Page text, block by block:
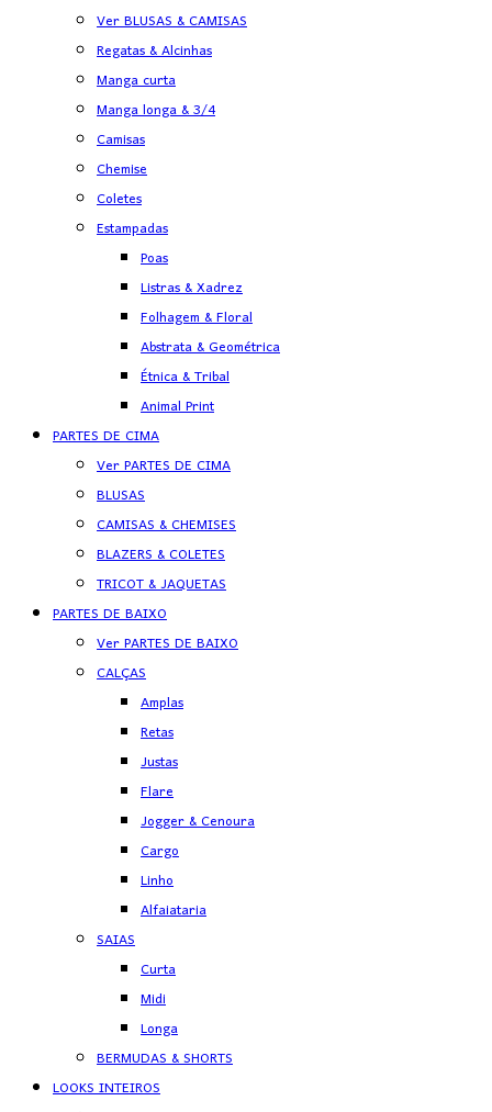
Ver BLUSAS & CAMISAS
Regatas & Alcinhas
Manga curta
Manga longa & 3/4
Camisas
Chemise
Coletes
Estampadas
Poas
Listras & Xadrez
Folhagem & Floral
Abstrata & Geométrica
Étnica & Tribal
Animal Print
PARTES DE CIMA
Ver PARTES DE CIMA
BLUSAS
CAMISAS & CHEMISES
BLAZERS & COLETES
TRICOT & JAQUETAS
PARTES DE BAIXO
Ver PARTES DE BAIXO
CALÇAS
Amplas
Retas
Justas
Flare
Jogger & Cenoura
Cargo
Linho
Alfaiataria
SAIAS
Curta
Midi
Longa
BERMUDAS & SHORTS
LOOKS INTEIROS